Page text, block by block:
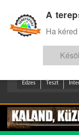
Edzes Teszt
A
Ha